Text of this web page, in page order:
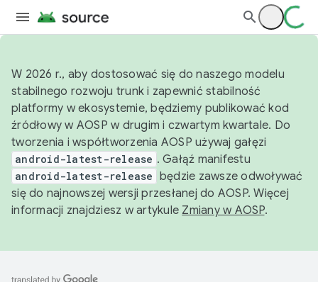
W 2026 r., aby dostosować się do naszego modelu
stabilnego rozwoju trunk i zapewnić stabilność
platformy w ekosystemie, będziemy publikować kod
źródłowy w AOSP w drugim i czwartym kwartale. Do
tworzenia i współtworzenia AOSP używaj gałęzi
android-latest-release . Gałąź manifestu
android-latest-release będzie zawsze odwoływać
się do najnowszej wersji przesłanej do AOSP. Więcej
informacji znajdziesz w artykule Zmiany w AOSP.